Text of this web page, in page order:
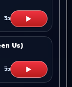
วิว ▶
Us)
วิว ▶